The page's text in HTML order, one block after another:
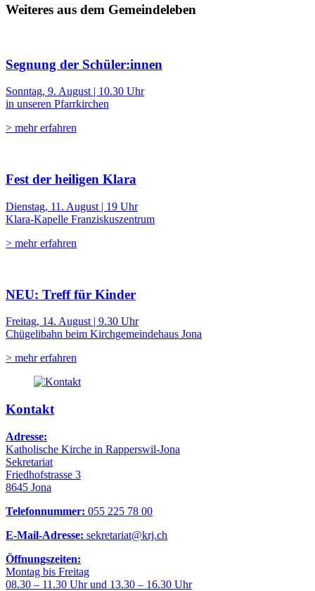
Weiteres aus dem Gemeindeleben
Segnung der Schüler:innen
Sonntag, 9. August | 10.30 Uhr
in unseren Pfarrkirchen
> mehr erfahren
Fest der heiligen Klara
Dienstag, 11. August | 19 Uhr
Klara-Kapelle Franziskuszentrum
> mehr erfahren
NEU: Treff für Kinder
Freitag, 14. August | 9.30 Uhr
Chügelibahn beim Kirchgemeindehaus Jona
> mehr erfahren
Kontakt
Adresse:
Katholische Kirche in Rapperswil-Jona
Sekretariat
Friedhofstrasse 3
8645 Jona
Telefonnummer: 055 225 78 00
E-Mail-Adresse: sekretariat@krj.ch
Öffnungszeiten:
Montag bis Freitag
08.30 – 11.30 Uhr und 13.30 – 16.30 Uhr